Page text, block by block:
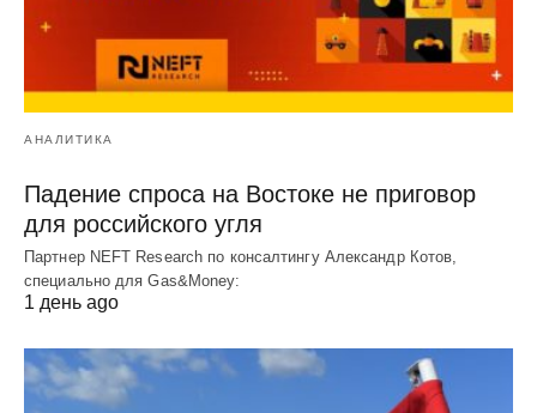
АНАЛИТИКА
Падение спроса на Востоке не приговор
для российского угля
Партнер NEFT Research по консалтингу Александр Котов,
специально для Gas&Money:
1 день ago